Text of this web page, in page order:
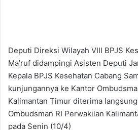
Deputi Direksi Wilayah VIII BPJS
Ma’ruf didampingi Asisten Deputi
Kepala BPJS Kesehatan Cabang
kunjungannya ke Kantor
Kalimantan Timur diterima
Ombudsman RI Perwakilan
pada Senin (10/4)